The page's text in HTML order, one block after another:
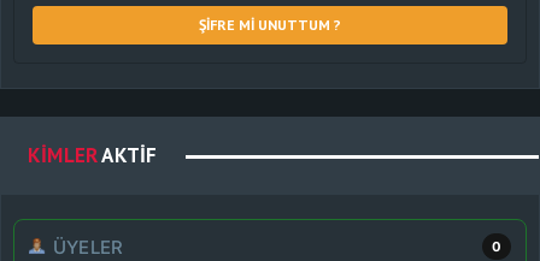
ŞIFRE MI UNUTTUM ?
KIMLERAKTIF
ÜYELER 0